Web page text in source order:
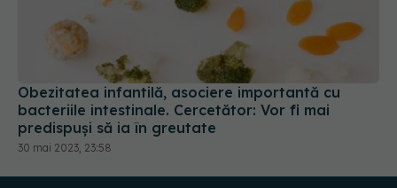
Obezitatea infantilă, asociere importantă cu
bacteriile intestinale. Cercetător: Vor fi mai
predispuși să ia în greutate
30 mai 2023, 23:58